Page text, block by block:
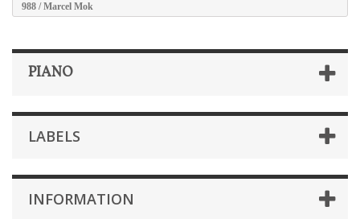
988 / Marcel Mok
PIANO
LABELS
INFORMATION